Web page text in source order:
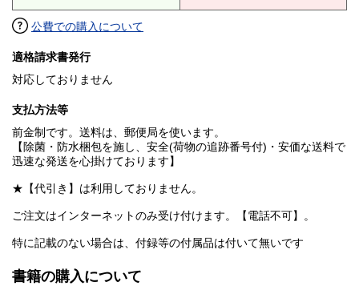
公費での購入について
適格請求書発行
対応しておりません
支払方法等
前金制です。送料は、郵便局を使います。
【除菌・防水梱包を施し、安全(荷物の追跡番号付)・安価な送料で
迅速な発送を心掛けております】
★【代引き】は利用しておりません。
ご注文はインターネットのみ受け付けます。【電話不可】。
特に記載のない場合は、付録等の付属品は付いて無いです
書籍の購入について